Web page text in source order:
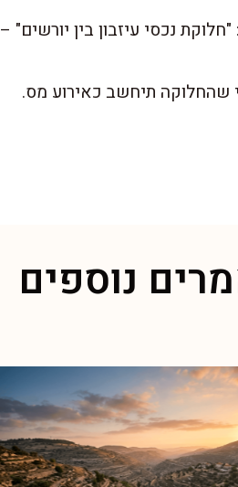
ע"פ ס' 5(ג)(4) לחוק מיסוי מקרקעין (שבח ורכישה), תשכ"ג-1963: "חלוקת נכסי עיזבון בין יורשים" –
שהחלוקה תיחשב כאירוע מס.
נוספים